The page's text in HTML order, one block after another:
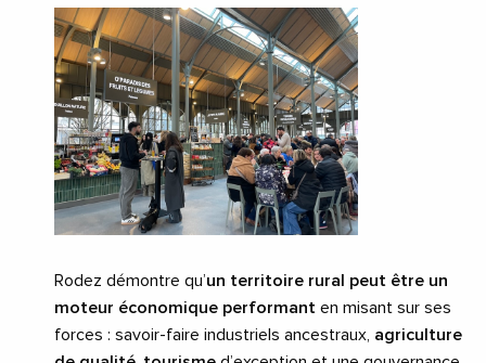
Rodez démontre qu’un territoire rural peut être un
moteur économique performant en misant sur ses
forces : savoir-faire industriels ancestraux, agriculture